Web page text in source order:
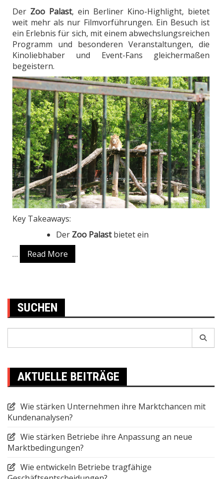
Der Zoo Palast, ein Berliner Kino-Highlight, bietet
weit mehr als nur Filmvorführungen. Ein Besuch ist
ein Erlebnis für sich, mit einem abwechslungsreichen
Programm und besonderen Veranstaltungen, die
Kinoliebhaber und Event-Fans gleichermaßen
begeistern.
Key Takeaways:
Der Zoo Palastbietet ein
…
Read More
SUCHEN
AKTUELLE BEITRÄGE
Wie stärken Unternehmen ihre Marktchancen mit
Kundenanalysen?
Wie stärken Betriebe ihre Anpassung an neue
Marktbedingungen?
Wie entwickeln Betriebe tragfähige